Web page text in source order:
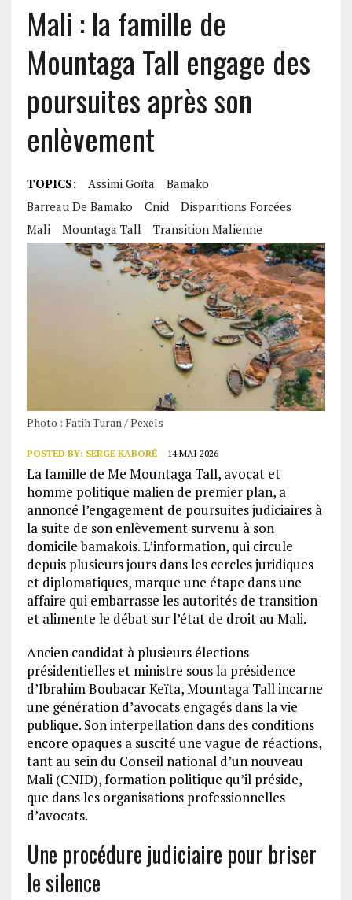
Mali : la famille de
Mountaga Tall engage des
poursuites après son
enlèvement
TOPICS: Assimi Goïta
Bamako
Barreau De Bamako
Cnid
Disparitions Forcées
Mali
Mountaga Tall Transition Malienne
Photo : Fatih Turan / Pexels
POSTED BY: SERGE KABORÉ 14 MAI 2026
La famille de Me Mountaga Tall, avocat et
homme politique malien de premier plan, a
annoncé l’engagement de poursuites judiciaires à
la suite de son enlèvement survenu à son
domicile bamakois. L’information, qui circule
depuis plusieurs jours dans les cercles juridiques
et diplomatiques, marque une étape dans une
affaire qui embarrasse les autorités de transition
et alimente le débat sur l’état de droit au Mali.
Ancien candidat à plusieurs élections
présidentielles et ministre sous la présidence
d’Ibrahim Boubacar Keïta, Mountaga Tall incarne
une génération d’avocats engagés dans la vie
publique. Son interpellation dans des conditions
encore opaques a suscité une vague de réactions,
tant au sein du Conseil national d’un nouveau
Mali (CNID), formation politique qu’il préside,
que dans les organisations professionnelles
d’avocats.
Une procédure judiciaire pour briser
le silence